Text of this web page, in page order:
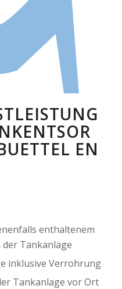
EN
enthaltenem
der Tankanlage
inklusive Verrohrung
Tankanlage vor Ort